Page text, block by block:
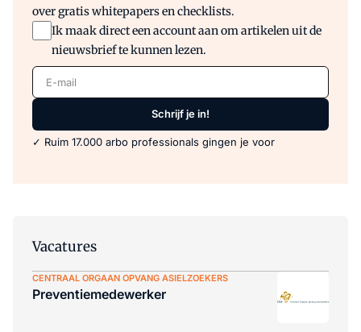
over gratis whitepapers en checklists.
Ik maak direct een account aan om artikelen uit de
nieuwsbrief te kunnen lezen.
E-mail
Schrijf je in!
✓ Ruim 17.000 arbo professionals gingen je voor
Vacatures
CENTRAAL ORGAAN OPVANG ASIELZOEKERS
Preventiemedewerker